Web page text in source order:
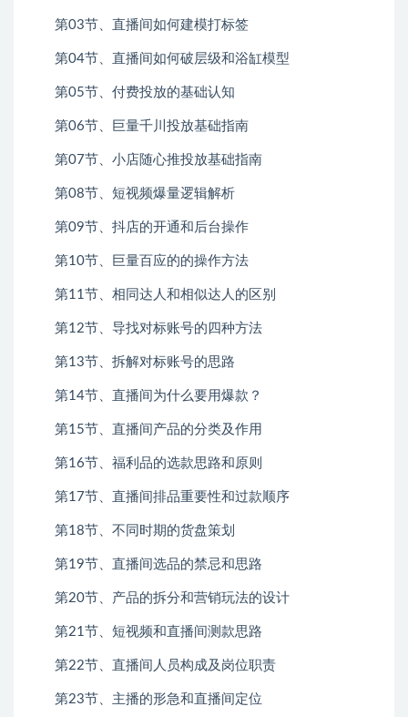
第03节、直播间如何建模打标签
第04节、直播间如何破层级和浴缸模型
第05节、付费投放的基础认知
第06节、巨量千川投放基础指南
第07节、小店随心推投放基础指南
第08节、短视频爆量逻辑解析
第09节、抖店的开通和后台操作
第10节、巨量百应的的操作方法
第11节、相同达人和相似达人的区别
第12节、导找对标账号的四种方法
第13节、拆解对标账号的思路
第14节、直播间为什么要用爆款？
第15节、直播间产品的分类及作用
第16节、福利品的选款思路和原则
第17节、直播间排品重要性和过款顺序
第18节、不同时期的货盘策划
第19节、直播间选品的禁忌和思路
第20节、产品的拆分和营销玩法的设计
第21节、短视频和直播间测款思路
第22节、直播间人员构成及岗位职责
第23节、主播的形急和直播间定位